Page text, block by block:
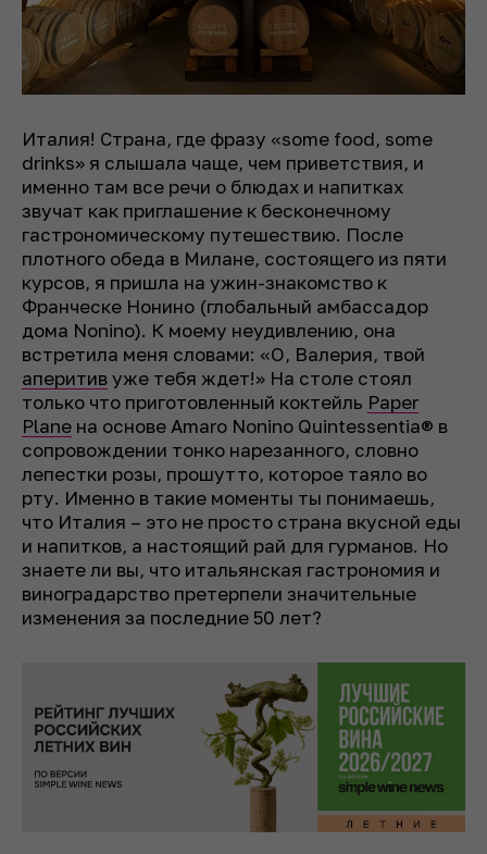
Италия! Страна, где фразу «some food, some
drinks» я слышала чаще, чем приветствия, и
именно там все речи о блюдах и напитках
звучат как приглашение к бесконечному
гастрономическому путешествию. После
плотного обеда в Милане, состоящего из пяти
курсов, я пришла на ужин-знакомство к
Франческе Нонино (глобальный амбассадор
дома Nonino). К моему неудивлению, она
встретила меня словами: «О, Валерия, твой
аперитивуже тебя ждет!» На столе стоял
только что приготовленный коктейль Paper
Plane на основе Amaro Nonino Quintessentia® в
сопровождении тонко нарезанного, словно
лепестки розы, прошутто, которое таяло во
рту. Именно в такие моменты ты понимаешь,
что Италия – это не просто страна вкусной еды
и напитков, а настоящий рай для гурманов. Но
знаете ли вы, что итальянская гастрономия и
виноградарство претерпели значительные
изменения за последние 50 лет?